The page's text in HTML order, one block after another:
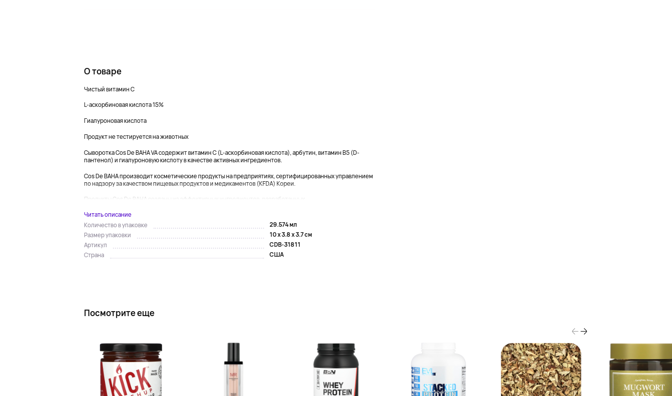
О товаре
Чистый витамин C
L-аскорбиновая кислота 15%
Гиалуроновая кислота
Продукт не тестируется на животных
Сыворотка Cos De BAHA VA содержит витамин C (L-аскорбиновая кислота), арбутин, витамин B5 (D-
пантенол) и гиалуроновую кислоту в качестве активных ингредиентов.
Cos De BAHA производит косметические продукты на предприятиях, сертифицированных управлением
по надзору за качеством пищевых продуктов и медикаментов (KFDA) Кореи.
Продукты Cos De BAHA созданы из эффективных ингредиентов, разработанных ...
Читать описание
Количество в упаковке
29.574 мл
Размер упаковки
10 x 3.8 x 3.7 см
Артикул
CDB-31811
Страна
США
Посмотрите еще